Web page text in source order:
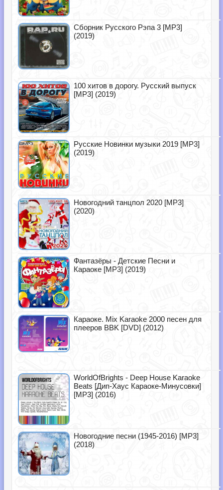
Сборник Русского Рэпа 3 [MP3]
(2019)
100 хитов в дорогу. Русский выпуск
[MP3] (2019)
Русские Новинки музыки 2019 [MP3]
(2019)
Новогодний танцпол 2020 [MP3]
(2020)
Фантазёры - Детские Песни и
Караоке [MP3] (2019)
Караоке. Mix Karaoke 2000 песен для
плееров BBK [DVD] (2012)
WorldOfBrights - Deep House Karaoke
Beats [Дип-Хаус Караоке-Минусовки]
[MP3] (2016)
Новогодние песни (1945-2016) [MP3]
(2018)